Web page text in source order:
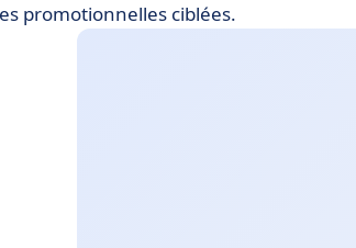
promotionnelles ciblées.